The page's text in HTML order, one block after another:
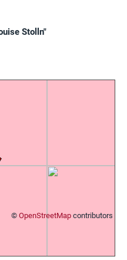
Stolln"
© OpenStreetMap contributors